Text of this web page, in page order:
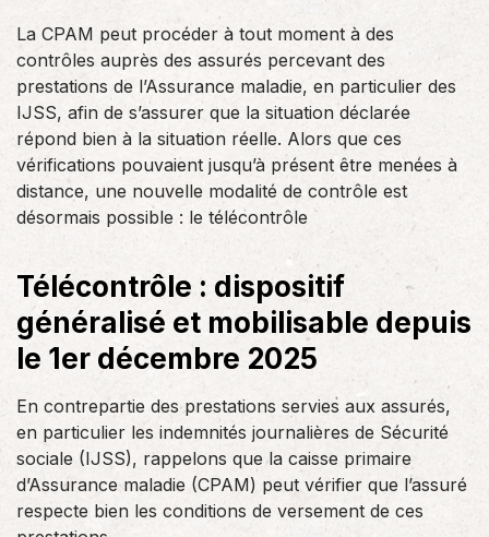
La CPAM peut procéder à tout moment à des
contrôles auprès des assurés percevant des
prestations de l’Assurance maladie, en particulier des
IJSS, afin de s’assurer que la situation déclarée
répond bien à la situation réelle. Alors que ces
vérifications pouvaient jusqu’à présent être menées à
distance, une nouvelle modalité de contrôle est
désormais possible : le télécontrôle
Télécontrôle : dispositif
généralisé et mobilisable depuis
le 1er décembre 2025
En contrepartie des prestations servies aux assurés,
en particulier les indemnités journalières de Sécurité
sociale (IJSS), rappelons que la caisse primaire
d’Assurance maladie (CPAM) peut vérifier que l’assuré
respecte bien les conditions de versement de ces